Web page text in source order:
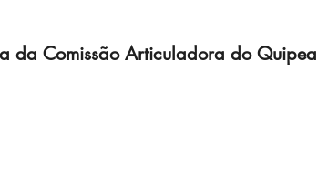
da Comissão Articuladora do Quipea